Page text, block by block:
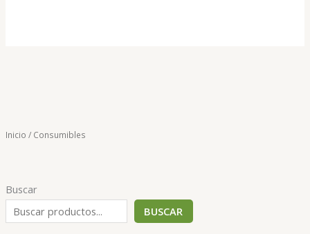
Inicio / Consumibles
Buscar
BUSCAR